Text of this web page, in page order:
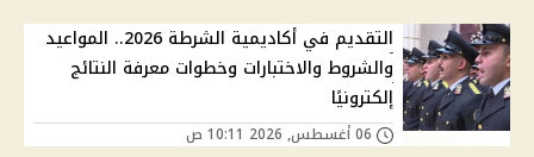
التقديم في أكاديمية الشرطة 2026.. المواعيد
والشروط والاختبارات وخطوات معرفة النتائج
إلكترونيًا